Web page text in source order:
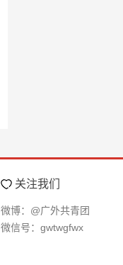
关注我们
微博：@广外共青团
微信号：gwtwgfwx